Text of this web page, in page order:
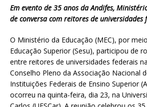
Em evento de 35 anos da Andifes,
de conversa com reitores de universidades
O Ministério da Educação (MEC), por
Educação Superior (Sesu), participou de
entre reitores de universidades federais
Conselho Pleno da Associação Nacional
Instituições Federais de Ensino Superior
ocorreu na quinta-feira, dia 23, na